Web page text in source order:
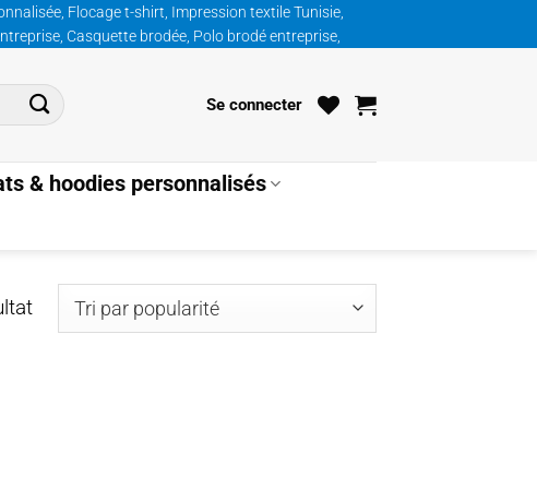
Flocage t-shirt, Impression textile Tunisie,
Casquette brodée, Polo brodé entreprise,
Se connecter
& hoodies personnalisés